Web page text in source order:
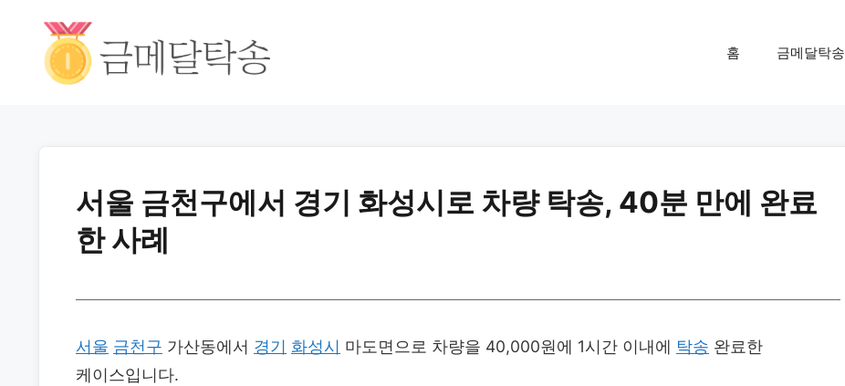
홈 금메달탁송
서울 금천구에서 경기 화성시로 차량 탁송, 40분 만에 완료
한 사례
서울 금천구 가산동에서 경기 화성시 마도면으로 차량을 40,000원에 1시간 이내에 탁송 완료한
케이스입니다.